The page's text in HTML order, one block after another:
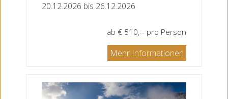
20.12.2026 bis 26.12.2026
ab € 510,-- pro Person
Mehr Informationen